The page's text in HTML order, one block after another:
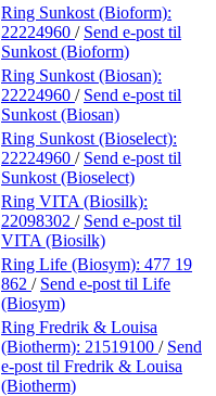
Ring Sunkost (Bioform):
22224960 / Send e-post til
Sunkost (Bioform)
Ring Sunkost (Biosan):
22224960 / Send e-post til
Sunkost (Biosan)
Ring Sunkost (Bioselect):
22224960 / Send e-post til
Sunkost (Bioselect)
Ring VITA (Biosilk):
22098302 / Send e-post til
VITA (Biosilk)
Ring Life (Biosym): 477 19
862 / Send e-post til Life
(Biosym)
Ring Fredrik & Louisa
(Biotherm): 21519100 / Send
e-post til Fredrik & Louisa
(Biotherm)